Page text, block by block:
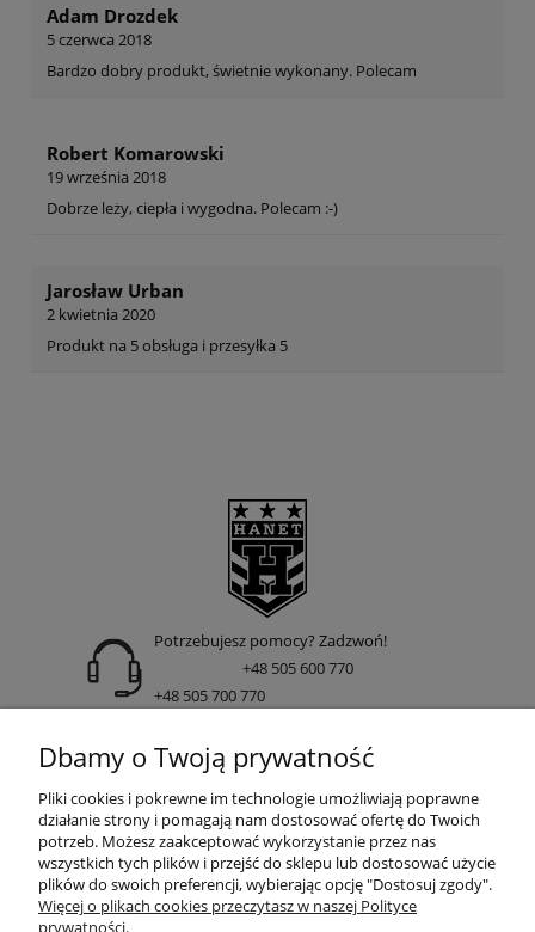
Adam Drozdek
5 czerwca 2018
Bardzo dobry produkt, świetnie wykonany. Polecam
Robert Komarowski
19 września 2018
Dobrze leży, ciepła i wygodna. Polecam :-)
Jarosław Urban
2 kwietnia 2020
Produkt na 5 obsługa i przesyłka 5
Potrzebujesz pomocy? Zadzwoń!
+48 505 600 770
+48 505 700 770
ul. Nakielska 266 85-391 Bydgoszcz
INFORMACJE
Dbamy o Twoją prywatność
Pliki cookies i pokrewne im technologie umożliwiają poprawne
działanie strony i pomagają nam dostosować ofertę do Twoich
potrzeb. Możesz zaakceptować wykorzystanie przez nas
wszystkich tych plików i przejść do sklepu lub dostosować użycie
plików do swoich preferencji, wybierając opcję "Dostosuj zgody".
Więcej o plikach cookies przeczytasz w naszej Polityce
prywatności.